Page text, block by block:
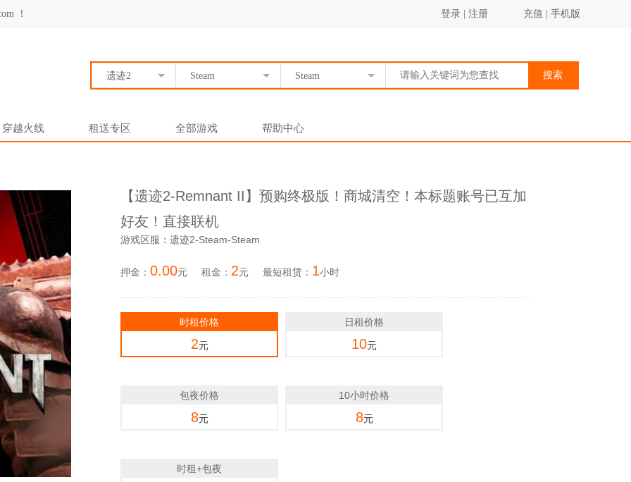
！ 登录 注册 充值 手机版
遗迹2 Steam Steam 搜索
穿越火线 租送专区 全部游戏 帮助中心
【遗迹2-Remnant II】预购终极版！商城清空！本标题账号已互加
好友！直接联机
游戏区服：遗迹2-Steam-Steam
押金： 0.00元 租金： 2元 最短租赁： 1小时
时租价格
2元
日租价格
10元
包夜价格
8元
10小时价格
8元
时租+包夜